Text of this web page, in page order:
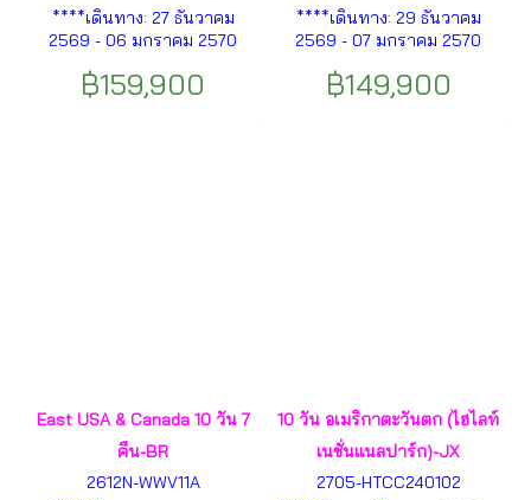
****เดินทาง: 27 ธันวาคม
2569 - 06 มกราคม 2570
เซโดนา - ลาส เวกัส – ฟรีมอนต์
฿159,900
****เดินทาง: 29 ธันวาคม
2569 - 07 มกราคม 2570
- ฟิลาเดลเฟีย – วอชิงตัน ดี ซี–
฿149,900
East USA & Canada 10 วัน 7
คืน-BR
2612N-WWV11A
10 วัน อเมริกาตะวันตก (ไฮไลท์
เนชั่นแนลปาร์ก)-JX
2705-HTCC240102